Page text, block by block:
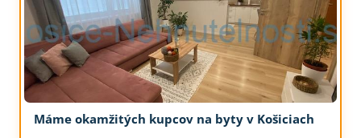
Máme okamžitých kupcov na byty v Košiciach